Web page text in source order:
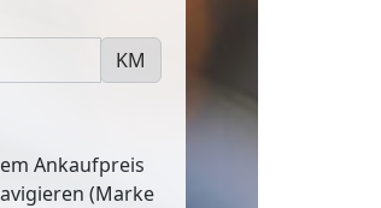
KM
Ankaufpreis
(Marke